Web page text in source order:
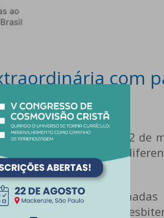
com
realizou, no dia 12 de
associadas de
junto às escolas